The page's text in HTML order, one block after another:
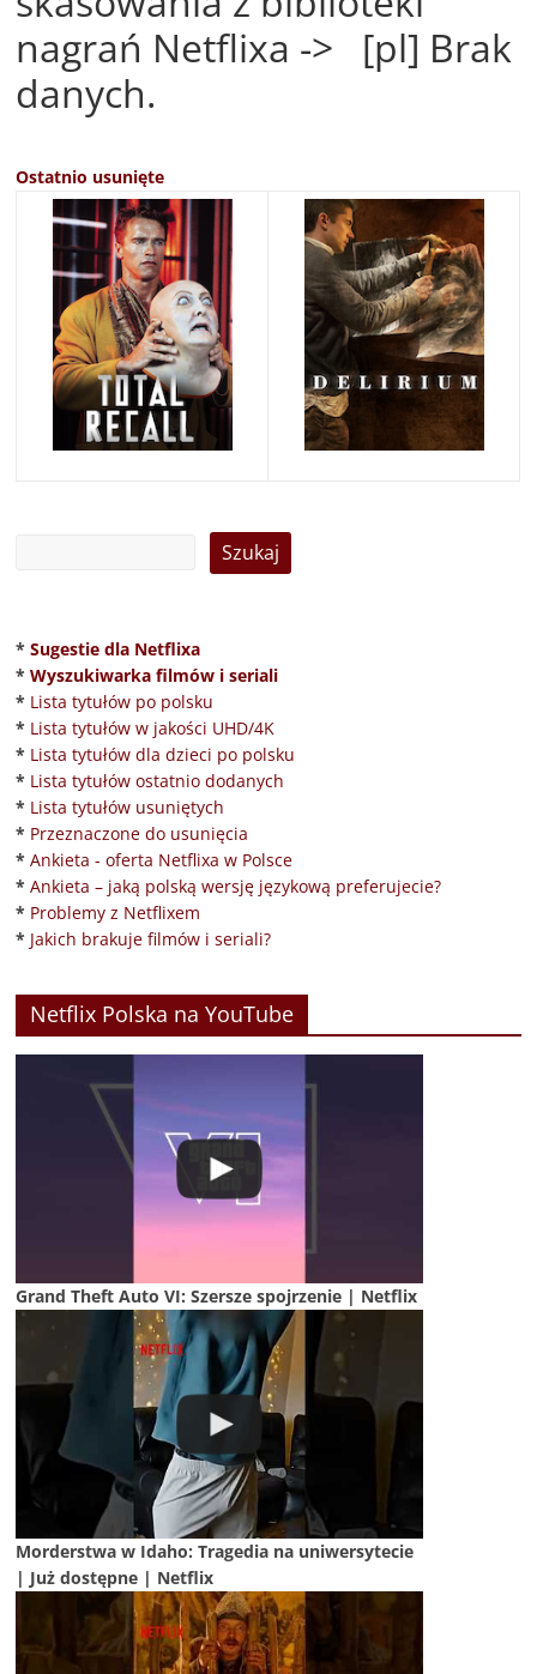
nagrań Netflixa -> [pl] Brak
danych.
Ostatnio usunięte
* Sugestie dla Netflixa
* Wyszukiwarka filmów i seriali
* Lista tytułów po polsku
* Lista tytułów w jakości UHD/4K
* Lista tytułów dla dzieci po polsku
* Lista tytułów ostatnio dodanych
* Lista tytułów usuniętych
* Przeznaczone do usunięcia
* Ankieta - oferta Netflixa w Polsce
* Ankieta – jaką polską wersję językową preferujecie?
* Problemy z Netflixem
* Jakich brakuje filmów i seriali?
Netflix Polska na YouTube
Grand Theft Auto VI: Szersze spojrzenie | Netflix
Morderstwa w Idaho: Tragedia na uniwersytecie
| Już dostępne | Netflix